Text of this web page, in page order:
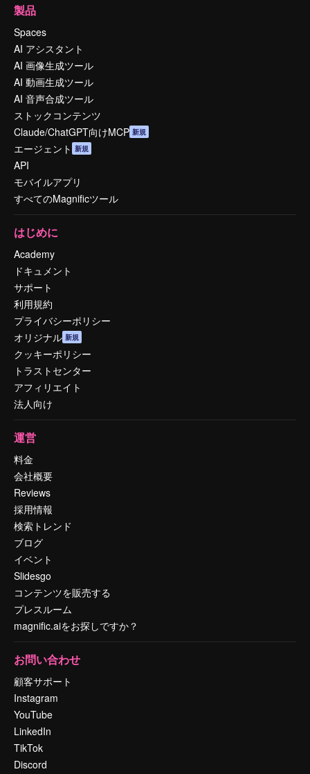
製品
Spaces
AI アシスタント
AI 画像生成ツール
AI 動画生成ツール
AI 音声合成ツール
ストックコンテンツ
Claude/ChatGPT向けMCP 新規
エージェント 新規
API
モバイルアプリ
すべてのMagnificツール
はじめに
Academy
ドキュメント
サポート
利用規約
プライバシーポリシー
オリジナル 新規
クッキーポリシー
トラストセンター
アフィリエイト
法人向け
運営
料金
会社概要
Reviews
採用情報
検索トレンド
ブログ
イベント
Slidesgo
コンテンツを販売する
プレスルーム
magnific.aiをお探しですか？
お問い合わせ
顧客サポート
Instagram
YouTube
LinkedIn
TikTok
Discord